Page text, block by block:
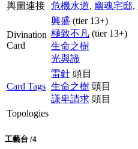
輿圖連接 危機水道, 幽魂宅邸,
Divination
Card
興盛 (tier 13+)
極致不凡 (tier 13+)
生命之樹
光與諦
Card Tags
雷針 頭目
生命之樹 頭目
謙卑請求 頭目
Topologies
工藝台 /4